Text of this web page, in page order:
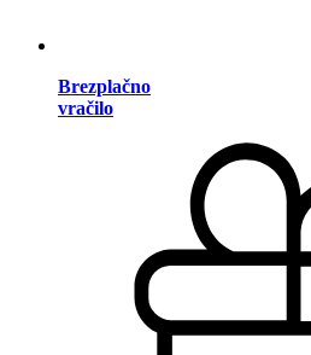
Brezplačno
vračilo